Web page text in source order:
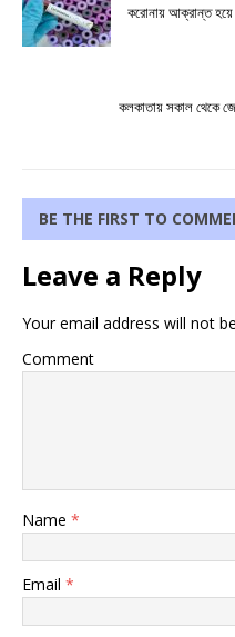
করোনায় আক্রান্ত হয়ে
কলকাতায় সকাল থেকে
BE THE FIRST TO
Leave a Reply
Your email address will not
Comment
Name *
Email *